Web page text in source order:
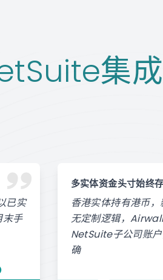
集成
已实
手
多实体资金头寸始终
香港实体持有港币
无定制逻辑，
NetSuite子公司账
确